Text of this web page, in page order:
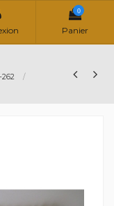
0
Panier
262